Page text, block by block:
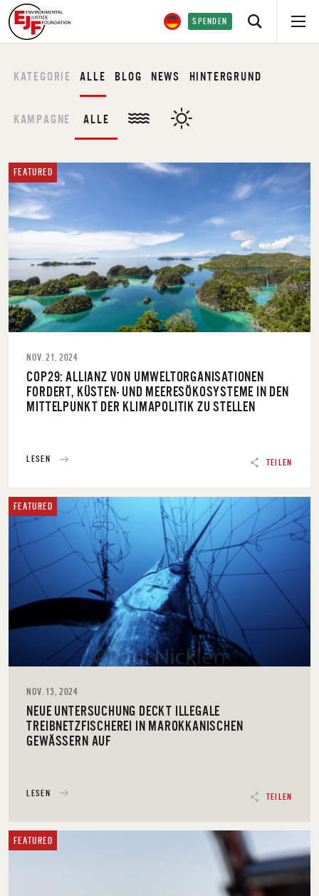
SPENDEN
KATEGORIE ALLE BLOG NEWS HINTERGRUND
KAMPAGNE ALLE
TEILEN
FEATURED
NOV. 21, 2024
COP29: ALLIANZ VON UMWELTORGANISATIONEN
FORDERT, KÜSTEN- UND MEERESÖKOSYSTEME IN DEN
MITTELPUNKT DER KLIMAPOLITIK ZU STELLEN
LESEN
TEILEN
FEATURED
NOV. 13, 2024
NEUE UNTERSUCHUNG DECKT ILLEGALE
TREIBNETZFISCHEREI IN MAROKKANISCHEN
GEWÄSSERN AUF
LESEN
FEATURED